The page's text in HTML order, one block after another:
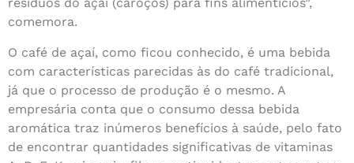
resíduos do açaí (caroços) para fins alimentícios”,
comemora.
O café de açaí, como ficou conhecido, é uma bebida
com características parecidas às do café tradicional,
já que o processo de produção é o mesmo. A
empresária conta que o consumo dessa bebida
aromática traz inúmeros benefícios à saúde, pelo fato
de encontrar quantidades significativas de vitaminas